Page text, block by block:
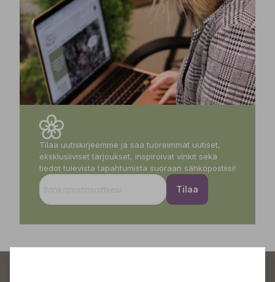
Tilaa uutiskirjeemme ja saa tuoreimmat uutiset,
eksklusiiviset tarjoukset, inspiroivat vinkit sekä
tiedot tulevista tapahtumista suoraan sähköpostiisi!
Tilaa